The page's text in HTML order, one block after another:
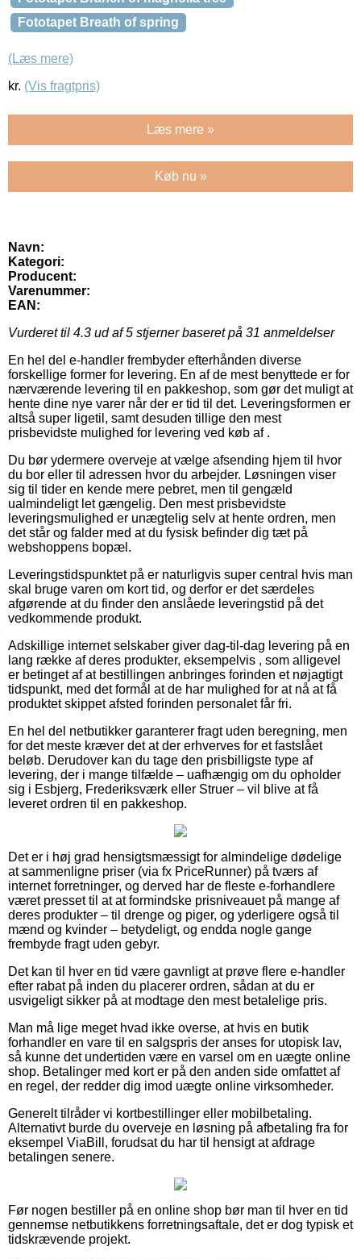
Fototapet Breath of spring
(Læs mere)
kr. (Vis fragtpris)
Læs mere »
Køb nu »
Navn:
Kategori:
Producent:
Varenummer:
EAN:
Vurderet til 4.3 ud af 5 stjerner baseret på 31 anmeldelser
En hel del e-handler frembyder efterhånden diverse
forskellige former for levering. En af de mest benyttede er for
nærværende levering til en pakkeshop, som gør det muligt at
hente dine nye varer når der er tid til det. Leveringsformen er
altså super ligetil, samt desuden tillige den mest
prisbevidste mulighed for levering ved køb af .
Du bør ydermere overveje at vælge afsending hjem til hvor
du bor eller til adressen hvor du arbejder. Løsningen viser
sig til tider en kende mere pebret, men til gengæld
ualmindeligt let gængelig. Den mest prisbevidste
leveringsmulighed er unægtelig selv at hente ordren, men
det står og falder med at du fysisk befinder dig tæt på
webshoppens bopæl.
Leveringstidspunktet på er naturligvis super central hvis man
skal bruge varen om kort tid, og derfor er det særdeles
afgørende at du finder den anslåede leveringstid på det
vedkommende produkt.
Adskillige internet selskaber giver dag-til-dag levering på en
lang række af deres produkter, eksempelvis , som alligevel
er betinget af at bestillingen anbringes forinden et nøjagtigt
tidspunkt, med det formål at de har mulighed for at nå at få
produktet skippet afsted forinden personalet får fri.
En hel del netbutikker garanterer fragt uden beregning, men
for det meste kræver det at der erhverves for et fastslået
beløb. Derudover kan du tage den prisbilligste type af
levering, der i mange tilfælde – uafhængig om du opholder
sig i Esbjerg, Frederiksværk eller Struer – vil blive at få
leveret ordren til en pakkeshop.
Det er i høj grad hensigtsmæssigt for almindelige dødelige
at sammenligne priser (via fx PriceRunner) på tværs af
internet forretninger, og derved har de fleste e-forhandlere
været presset til at at formindske prisniveauet på mange af
deres produkter – til drenge og piger, og yderligere også til
mænd og kvinder – betydeligt, og endda nogle gange
frembyde fragt uden gebyr.
Det kan til hver en tid være gavnligt at prøve flere e-handler
efter rabat på inden du placerer ordren, sådan at du er
usvigeligt sikker på at modtage den mest betalelige pris.
Man må lige meget hvad ikke overse, at hvis en butik
forhandler en vare til en salgspris der anses for utopisk lav,
så kunne det undertiden være en varsel om en uægte online
shop. Betalinger med kort er på den anden side omfattet af
en regel, der redder dig imod uægte online virksomheder.
Generelt tilråder vi kortbestillinger eller mobilbetaling.
Alternativt burde du overveje en løsning på afbetaling fra for
eksempel ViaBill, forudsat du har til hensigt at afdrage
betalingen senere.
Før nogen bestiller på en online shop bør man til hver en tid
gennemse netbutikkens forretningsaftale, det er dog typisk et
tidskrævende projekt.